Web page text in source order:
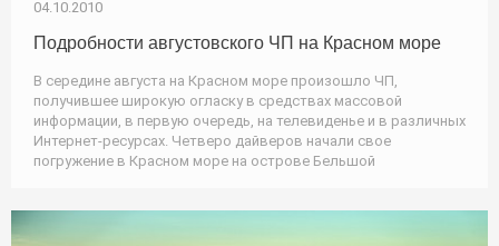
04.10.2010
Подробности августовского ЧП на Красном море
В середине августа на Красном море произошло ЧП,
получившее широкую огласку в средствах массовой
информации, в первую очередь, на телевиденье и в различных
Интернет-ресурсах. Четверо дайверов начали свое
погружение в Красном море на острове Бельшой